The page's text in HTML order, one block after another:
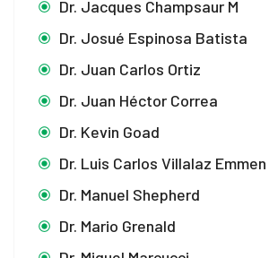
Dr. Jacques Champsaur M
Dr. Josué Espinosa Batista
Dr. Juan Carlos Ortiz
Dr. Juan Héctor Correa
Dr. Kevin Goad
Dr. Luis Carlos Villalaz Emmen
Dr. Manuel Shepherd
Dr. Mario Grenald